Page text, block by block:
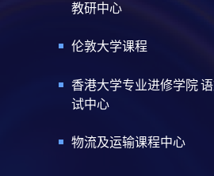
教研中心
伦敦大学课程
香港大学专业进修学院
试中心
物流及运输课程中心